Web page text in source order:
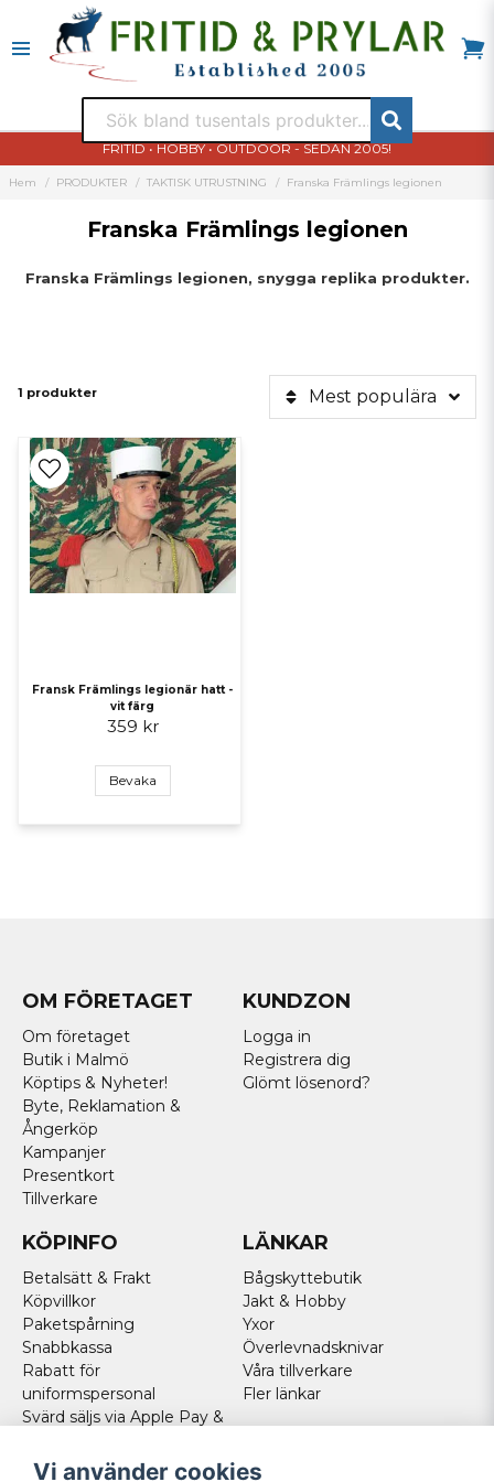
FRITID • HOBBY • OUTDOOR - SEDAN 2005!
Hem PRODUKTER TAKTISK UTRUSTNING Franska Främlings legionen
Franska Främlings legionen
Franska Främlings legionen, snygga replika produkter.
1 produkter Mest populära
Fransk Främlings legionär hatt -
vit färg
359 kr
Bevaka
OM FÖRETAGET
Om företaget
Butik i Malmö
Köptips & Nyheter!
Byte, Reklamation &
Ångerköp
Kampanjer
Presentkort
Tillverkare
KUNDZON
Logga in
Registrera dig
Glömt lösenord?
KÖPINFO
Betalsätt & Frakt
Köpvillkor
Paketspårning
Snabbkassa
Rabatt för
uniformspersonal
Svärd säljs via Apple Pay &
Norska kunder
LÄNKAR
Bågskyttebutik
Jakt & Hobby
Yxor
Överlevnadsknivar
Våra tillverkare
Fler länkar
Vi använder cookies